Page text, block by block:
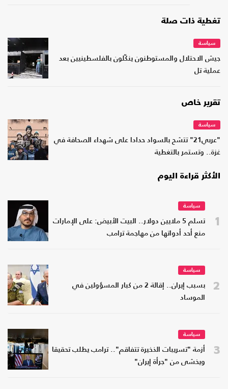
تغطية ذات صلة
سياسة
جيش الاحتلال والمستوطنون ينكّلون بالفلسطينيين بعد
عملية تل
تقرير خاص
سياسة
"عربي21" تتشح بالسواد حدادا على شهداء الصحافة في
غزة.. وتستمر بالتغطية
الأكثر قراءة اليوم
1
سياسة
تسلم 5 ملايين دولار.. البيت الأبيض: على الإمارات
منع أحد أدواتها من مهاجمة ترامب
2
سياسة
بسبب إيران.. إقالة 2 من كبار المسؤولين في
الموساد
3
سياسة
أزمة "تسريبات الذخيرة تتفاقم".. ترامب يطلب تحقيقا
ويخشى من "جرأة إيران"